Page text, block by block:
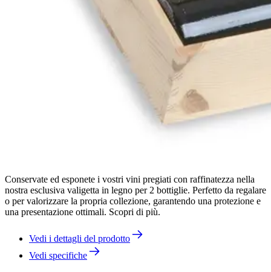
Conservate ed esponete i vostri vini pregiati con raffinatezza nella
nostra esclusiva valigetta in legno per 2 bottiglie. Perfetto da regalare
o per valorizzare la propria collezione, garantendo una protezione e
una presentazione ottimali. Scopri di più.
Vedi i dettagli del prodotto
Vedi specifiche